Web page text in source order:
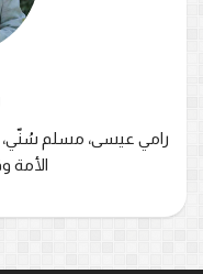
رامي عيسى، مسلم سُنّي،
الأمة